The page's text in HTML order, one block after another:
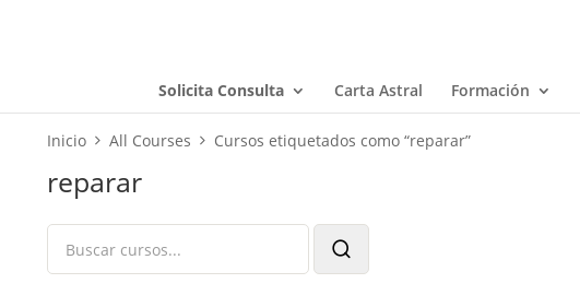
Solicita Consulta Carta Astral Formación
Inicio All Courses Cursos etiquetados como “reparar”
reparar